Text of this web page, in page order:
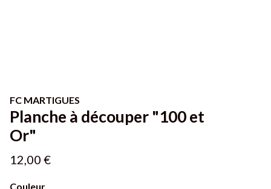
FC MARTIGUES
Planche à découper "100 et
Or"
12,00 €
Couleur